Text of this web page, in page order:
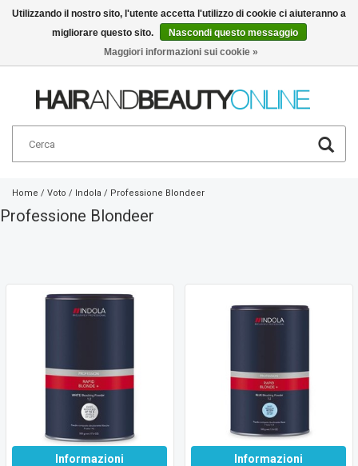
Italiano
Home / Voto / Indola / Professione Blondeer
Professione Blondeer
Informazioni
Informazioni
Utilizzando il nostro sito, l'utente accetta l'utilizzo di cookie ci aiuteranno a
migliorare questo sito.
Nascondi questo messaggio
Maggiori informazioni sui cookie »